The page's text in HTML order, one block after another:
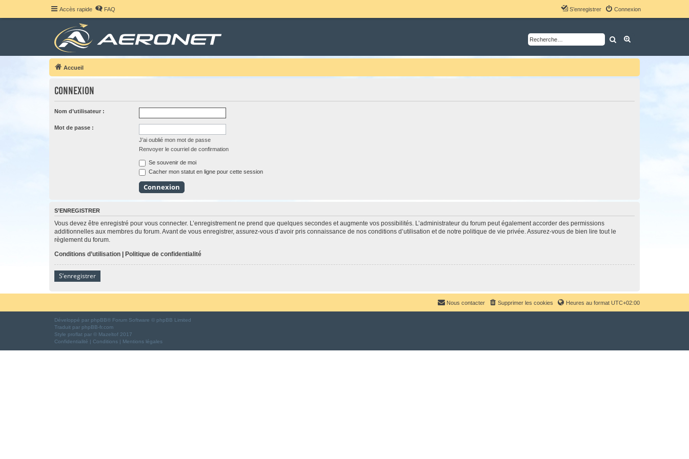
Accès rapide FAQ Connexion
S’enregistrer
Rechercher
Accueil
Connexion
Nom d’utilisateur :
Mot de passe :
J’ai oublié mon mot de passe
Renvoyer le courriel de confirmation
Se souvenir de moi
Cacher mon statut en ligne pour cette session
S’ENREGISTRER
Vous devez être enregistré pour vous connecter. L’enregistrement ne prend que quelques secondes et augmente vos possibilités. L’administrateur du forum peut également accorder des permissions
additionnelles aux membres du forum. Avant de vous enregistrer, assurez-vous d’avoir pris connaissance de nos conditions d’utilisation et de notre politique de vie privée. Assurez-vous de bien lire tout le
règlement du forum.
Conditions d’utilisation | Politique de confidentialité
S’enregistrer
Heures au format UTC+02:00
Supprimer les cookies
Nous contacter
Développé par phpBB® Forum Software © phpBB Limited
Traduit par phpBB-fr.com
Style proflat par © Mazeltof 2017
Confidentialité | Conditions | Mentions légales